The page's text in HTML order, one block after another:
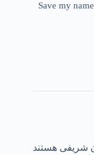
Save my
شریفی هستند